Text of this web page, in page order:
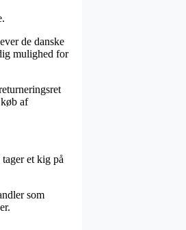
de danske
mulighed for
af
et kig på
som